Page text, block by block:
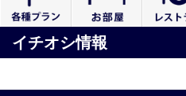
イチオシ情報